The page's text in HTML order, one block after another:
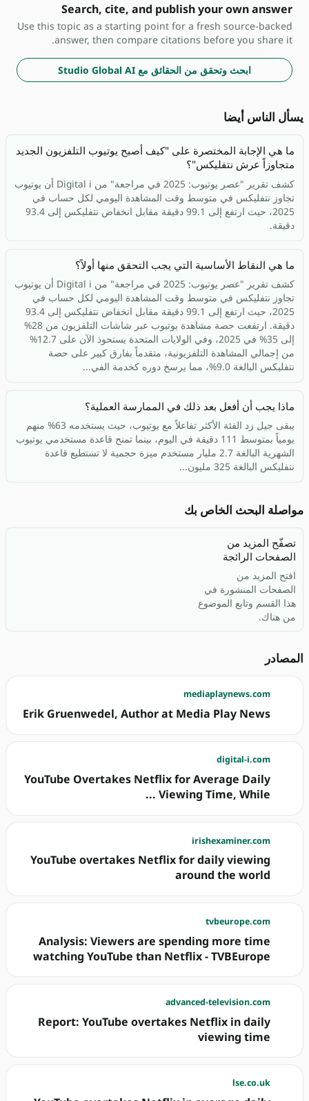
Search, cite, and publish your own answer
Use this topic as a starting point for a fresh source-backed
answer, then compare citations before you share it.
ابحث وتحقق من الحقائق مع Studio Global AI
يسأل الناس أيضا
ما هي الإجابة المختصرة على "كيف أصبح يوتيوب التلفزيون الجديد
متجاوزاً عرش نتفليكس"؟
كشف تقرير "عصر يوتيوب: 2025 في مراجعة" من Digital i أن يوتيوب
تجاوز نتفليكس في متوسط وقت المشاهدة اليومي لكل حساب في
2025، حيث ارتفع إلى 99.1 دقيقة مقابل انخفاض نتفليكس إلى 93.4
دقيقة.
ما هي النقاط الأساسية التي يجب التحقق منها أولاً؟
كشف تقرير "عصر يوتيوب: 2025 في مراجعة" من Digital i أن يوتيوب
تجاوز نتفليكس في متوسط وقت المشاهدة اليومي لكل حساب في
2025، حيث ارتفع إلى 99.1 دقيقة مقابل انخفاض نتفليكس إلى 93.4
دقيقة. ارتفعت حصة مشاهدة يوتيوب عبر شاشات التلفزيون من 28%
إلى 35% في 2025، وفي الولايات المتحدة يستحوذ الآن على 12.7%
من إجمالي المشاهدة التلفزيونية، متقدماً بفارق كبير على حصة
نتفليكس البالغة 9.0%، مما يرسخ دوره كخدمة الفي...
ماذا يجب أن أفعل بعد ذلك في الممارسة العملية؟
يبقى جيل زد الفئة الأكثر تفاعلاً مع يوتيوب، حيث يستخدمه 63% منهم
يومياً بمتوسط 111 دقيقة في اليوم، بينما تمنح قاعدة مستخدمي يوتيوب
الشهرية البالغة 2.7 مليار مستخدم ميزة حجمية لا تستطيع قاعدة
نتفليكس البالغة 325 مليون...
مواصلة البحث الخاص بك
تصفّح المزيد من
الصفحات الرائجة
افتح المزيد من
الصفحات المنشورة في
هذا القسم وتابع الموضوع
من هناك.
المصادر
mediaplaynews.com
Erik Gruenwedel, Author at Media Play News
digital-i.com
YouTube Overtakes Netflix for Average Daily
Viewing Time, While ...
irishexaminer.com
YouTube overtakes Netflix for daily viewing
around the world
tvbeurope.com
Analysis: Viewers are spending more time
watching YouTube than Netflix - TVBEurope
advanced-television.com
Report: YouTube overtakes Netflix in daily
viewing time
lse.co.uk